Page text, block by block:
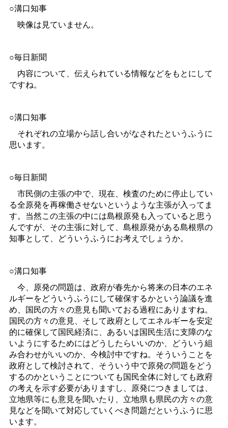
○溝口知事
映像は見ていません。
○毎日新聞
内容について、伝えられている情報などをもとにして
ですね。
○溝口知事
それぞれの立場から話し合いがなされたというふうに
思います。
○毎日新聞
市民側の主張の中で、現在、検査のために停止してい
る全原発を再稼働させないというような主張が入ってま
す。当然この主張の中には島根原発も入っていると思う
んですが、その主張に対して、島根原発がある島根県の
知事として、どういうふうにお考えでしょうか。
○溝口知事
今、原発の問題は、政府が春先から将来の日本のエネ
ルギーをどういうふうにして確保するかという論議を進
め、国民の方々の意見も聞いておる過程にありますね。
国民の方々の意見、そして政府としてエネルギーを安定
的に確保して国民経済に、あるいは国民生活に支障のな
いようにするためにはどうしたらいいのか、どういう組
み合わせがいいのか、今検討中ですね。そういうことを
政府として検討されて、そういう中で原発の問題をどう
するのかということについても国民全体に対しても政府
の考えを示す必要がありますし、原発につきましては、
立地県等にも意見を聞いたり、立地県も県民の方々の意
見などを聞いて対応していくべき問題だというふうに思
います。